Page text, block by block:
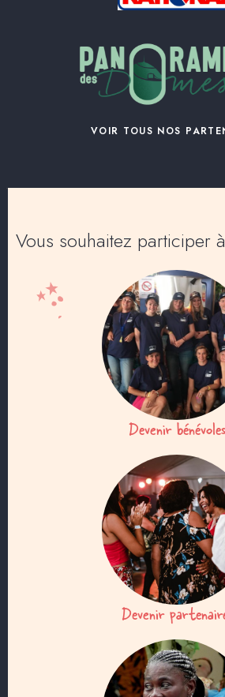
VOIR TOUS NOS
Vous souhaitez participer
Devenir bénévoles
Devenir